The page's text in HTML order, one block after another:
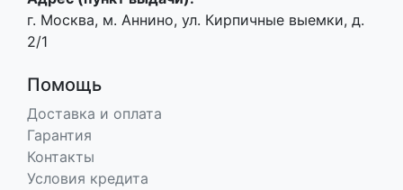
г. Москва, м. Аннино, ул. Кирпичные выемки, д.
2/1
Помощь
Доставка и оплата
Гарантия
Контакты
Условия кредита